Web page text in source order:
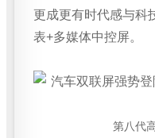
更成更有时代感与科
表+多媒体中控屏。
第八代